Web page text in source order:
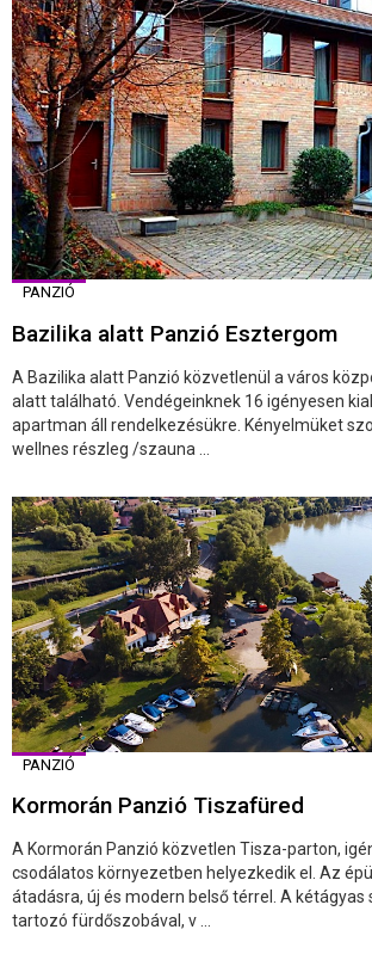
PANZIÓ
Bazilika alatt Panzió Esztergom
A Bazilika alatt Panzió közvetlenül a város
alatt található. Vendégeinknek 16 igényesen
apartman áll rendelkezésükre. Kényelmüket
wellnes részleg /szauna ...
PANZIÓ
Kormorán Panzió Tiszafüred
A Kormorán Panzió közvetlen Tisza-parton,
csodálatos környezetben helyezkedik el. Az
átadásra, új és modern belső térrel. A kétágyas
tartozó fürdőszobával, v ...